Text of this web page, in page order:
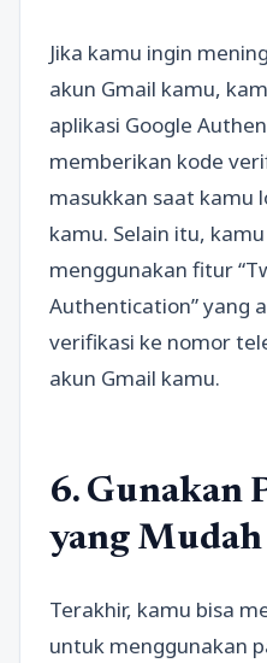
Jika kamu ingin
akun Gmail kamu,
aplikasi Google
memberikan kode
masukkan saat kamu
kamu. Selain itu,
menggunakan fitur
Authentication” yang
verifikasi ke nomor
akun Gmail kamu.
6. Gunakan
yang
Terakhir, kamu bisa
untuk menggunakan